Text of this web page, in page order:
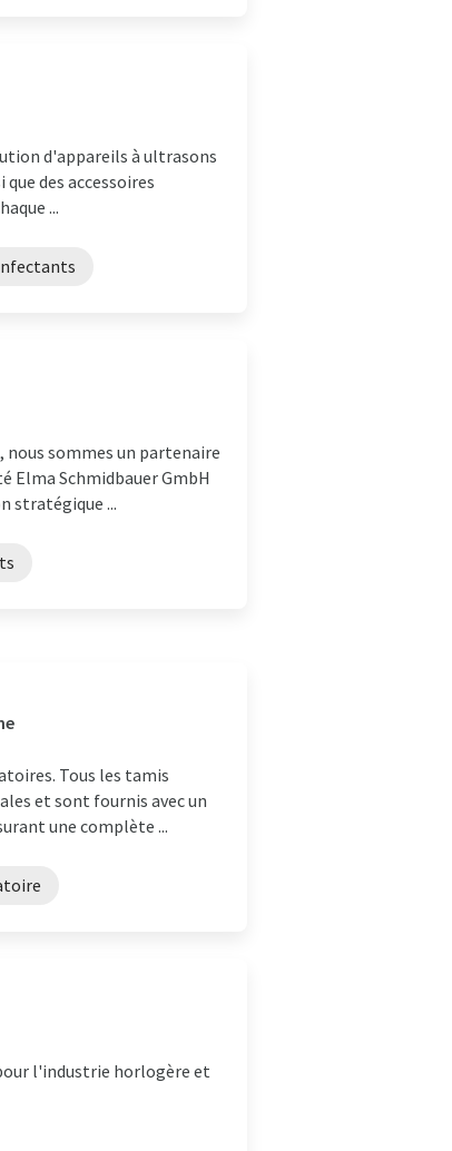
d'appareils à ultrasons
des accessoires
...
sommes un partenaire
Elma Schmidbauer GmbH
stratégique ...
Tous les tamis
et sont fournis avec un
une complète ...
l'industrie horlogère et